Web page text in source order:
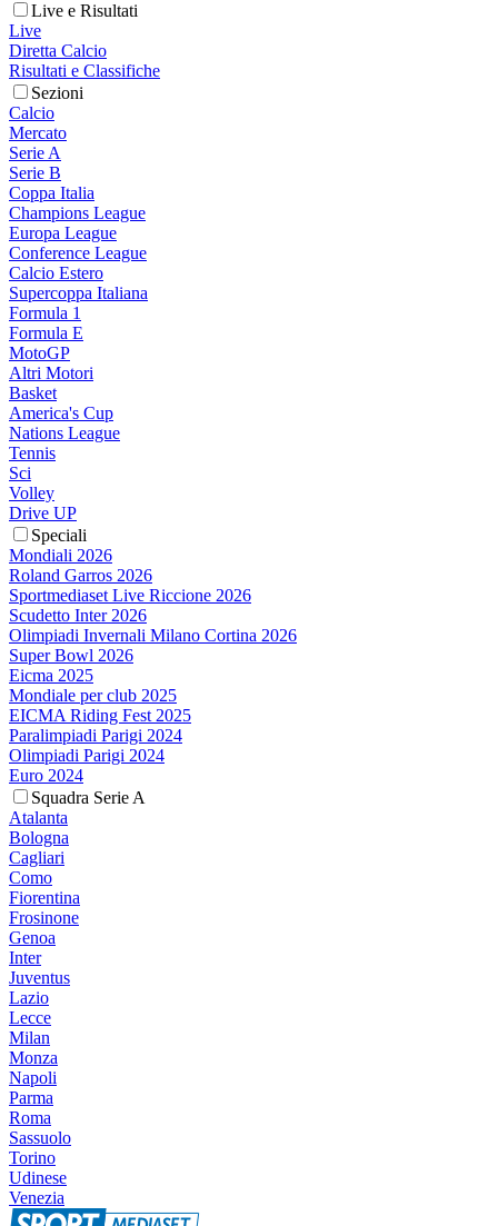
Live e Risultati
Live
Diretta Calcio
Risultati e Classifiche
Sezioni
Calcio
Mercato
Serie A
Serie B
Coppa Italia
Champions League
Europa League
Conference League
Calcio Estero
Supercoppa Italiana
Formula 1
Formula E
MotoGP
Altri Motori
Basket
America's Cup
Nations League
Tennis
Sci
Volley
Drive UP
Speciali
Mondiali 2026
Roland Garros 2026
Sportmediaset Live Riccione 2026
Scudetto Inter 2026
Olimpiadi Invernali Milano Cortina 2026
Super Bowl 2026
Eicma 2025
Mondiale per club 2025
EICMA Riding Fest 2025
Paralimpiadi Parigi 2024
Olimpiadi Parigi 2024
Euro 2024
Squadra Serie A
Atalanta
Bologna
Cagliari
Como
Fiorentina
Frosinone
Genoa
Inter
Juventus
Lazio
Lecce
Milan
Monza
Napoli
Parma
Roma
Sassuolo
Torino
Udinese
Venezia